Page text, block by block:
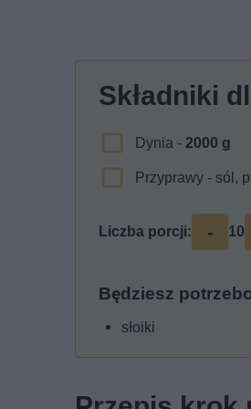
Składniki
Dynia - 2000 g
Przyprawy - sól,
Liczba porcji: - 10
Będziesz
słoiki